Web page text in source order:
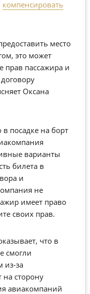
компенсировать
место
это может
прав пассажира и
Оксана
в посадке на борт
варианты
билета в
и
не
имеет право
своих прав.
что в
смогли
из-за
на сторону
авиакомпаний